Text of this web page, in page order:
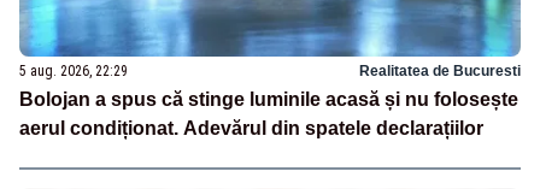
5 aug. 2026, 22:29 Realitatea de Bucuresti
Bolojan a spus că stinge luminile acasă și nu folosește
aerul condiționat. Adevărul din spatele declarațiilor